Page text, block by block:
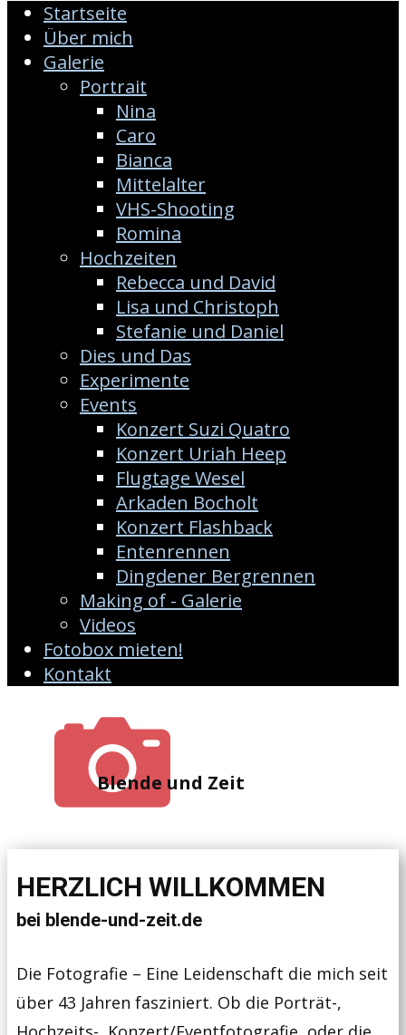
Startseite
Über mich
Galerie
Portrait
Nina
Caro
Bianca
Mittelalter
VHS-Shooting
Romina
Hochzeiten
Rebecca und David
Lisa und Christoph
Stefanie und Daniel
Dies und Das
Experimente
Events
Konzert Suzi Quatro
Konzert Uriah Heep
Flugtage Wesel
Arkaden Bocholt
Konzert Flashback
Entenrennen
Dingdener Bergrennen
Making of - Galerie
Videos
Fotobox mieten!
Kontakt
Blende und Zeit
HERZLICH WILLKOMMEN
bei blende-und-zeit.de
Die Fotografie – Eine Leidenschaft die mich seit
über 43 Jahren fasziniert. Ob die Porträt-,